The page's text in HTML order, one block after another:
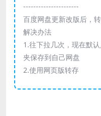
----------------------
百度网盘更新改版后，
解决办法
1.往下拉几次，现在默
夹保存到自己网盘
2.使用网页版转存